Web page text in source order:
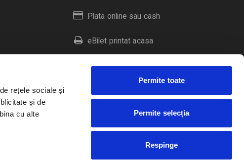
rețele sociale și
și de
cu alte
Permite toate
Permite selecția
Respinge
Plata online sau cash
eBilet printat acasa
Livrare prin curier
Duplicare bilete